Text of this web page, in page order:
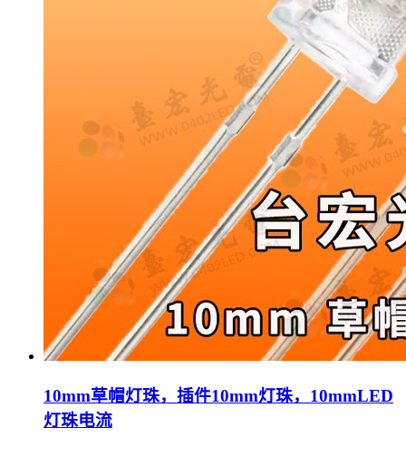
10mm草帽灯珠，插件10mm灯珠，10mmLED
灯珠电流